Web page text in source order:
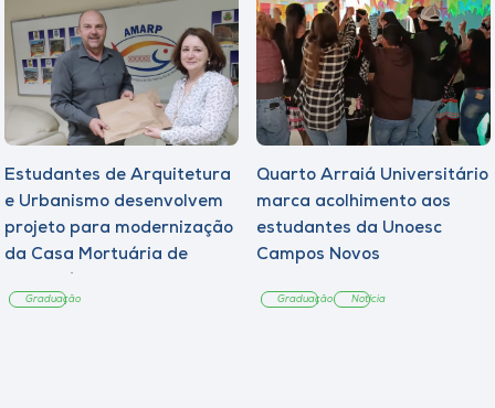
Estudantes de Arquitetura
e Urbanismo desenvolvem
projeto para modernização
da Casa Mortuária de
Graduação
Quarto Arraiá Universitário
marca acolhimento aos
estudantes da Unoesc
Campos Novos
Graduação Notícia